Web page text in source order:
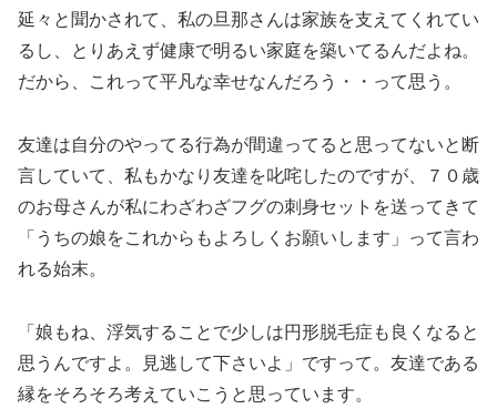
延々と聞かされて、私の旦那さんは家族を支えてくれてい
るし、とりあえず健康で明るい家庭を築いてるんだよね。
だから、これって平凡な幸せなんだろう・・って思う。
友達は自分のやってる行為が間違ってると思ってないと断
言していて、私もかなり友達を叱咤したのですが、７０歳
のお母さんが私にわざわざフグの刺身セットを送ってきて
「うちの娘をこれからもよろしくお願いします」って言わ
れる始末。
「娘もね、浮気することで少しは円形脱毛症も良くなると
思うんですよ。見逃して下さいよ」ですって。友達である
縁をそろそろ考えていこうと思っています。